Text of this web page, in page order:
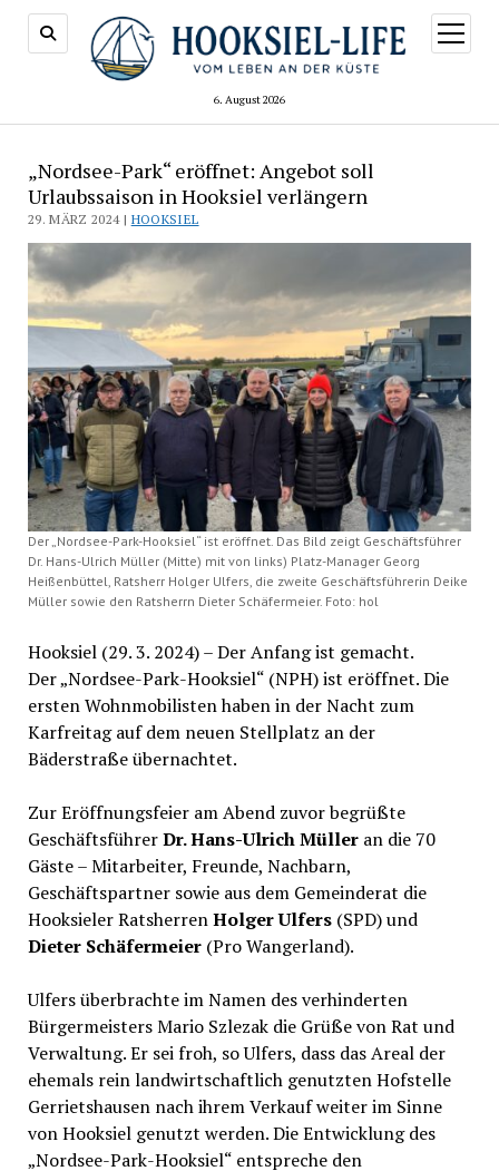
6. August 2026
Menü
öffnen
„Nordsee-Park“ eröffnet: Angebot soll
Urlaubssaison in Hooksiel verlängern
29. MÄRZ 2024 | HOOKSIEL
Der „Nordsee-Park-Hooksiel“ ist eröffnet. Das Bild zeigt Geschäftsführer
Dr. Hans-Ulrich Müller (Mitte) mit von links) Platz-Manager Georg
Heißenbüttel, Ratsherr Holger Ulfers, die zweite Geschäftsführerin Deike
Müller sowie den Ratsherrn Dieter Schäfermeier. Foto: hol
Hooksiel (29. 3. 2024) – Der Anfang ist gemacht.
Der „Nordsee-Park-Hooksiel“ (NPH) ist eröffnet. Die
ersten Wohnmobilisten haben in der Nacht zum
Karfreitag auf dem neuen Stellplatz an der
Bäderstraße übernachtet.
Zur Eröffnungsfeier am Abend zuvor begrüßte
GeschäftsführerDr. Hans-Ulrich Mülleran die 70
Gäste – Mitarbeiter, Freunde, Nachbarn,
Geschäftspartner sowie aus dem Gemeinderat die
Hooksieler RatsherrenHolger Ulfers (SPD) und
Dieter Schäfermeier(Pro Wangerland).
Ulfers überbrachte im Namen des verhinderten
Bürgermeisters Mario Szlezak die Grüße von Rat und
Verwaltung. Er sei froh, so Ulfers, dass das Areal der
ehemals rein landwirtschaftlich genutzten Hofstelle
Gerrietshausen nach ihrem Verkauf weiter im Sinne
von Hooksiel genutzt werden. Die Entwicklung des
„Nordsee-Park-Hooksiel“ entspreche den